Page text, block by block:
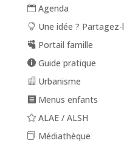
Agenda
Une idée ? Partagez-
Portail famille
Guide pratique
Urbanisme
Menus enfants
ALAE / ALSH
Médiathèque